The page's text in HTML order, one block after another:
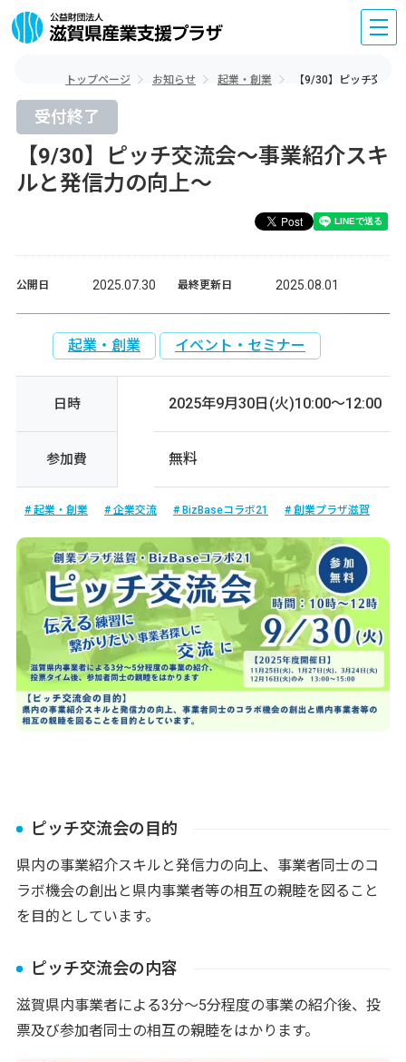
トップページ お知らせ 起業・創業 【9/30】ピッチ交流
受付終了
【9/30】ピッチ交流会～事業紹介スキ
ルと発信力の向上～
公開日 2025.07.30 最終更新日 2025.08.01
起業・創業 イベント・セミナー
日時 2025年9月30日(火)10:00～12:00
参加費 無料
起業・創業 企業交流 BizBaseコラボ21 創業プラザ滋賀
ピッチ交流会の目的
県内の事業紹介スキルと発信力の向上、事業者同士のコ
ラボ機会の創出と県内事業者等の相互の親睦を図ること
を目的としています。
ピッチ交流会の内容
滋賀県内事業者による3分～5分程度の事業の紹介後、投
票及び参加者同士の相互の親睦をはかります。